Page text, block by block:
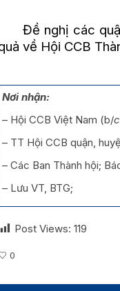
Đề nghị các
về Hội CCB
Nơi nhận:
– Hội CCB Việt Nam (b/
– TT Hội CCB quận,
– Các Ban Thành hội;
– Lưu VT, BTG;
Post Views: 119
0